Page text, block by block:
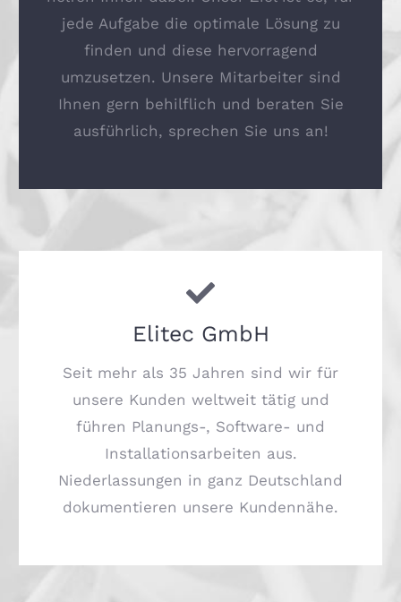
jede Aufgabe die optimale Lösung zu
finden und diese hervorragend
umzusetzen. Unsere Mitarbeiter sind
Ihnen gern behilflich und beraten Sie
ausführlich, sprechen Sie uns an!
Elitec GmbH
Seit mehr als 35 Jahren sind wir für
unsere Kunden weltweit tätig und
führen Planungs-, Software- und
Installationsarbeiten aus.
Niederlassungen in ganz Deutschland
dokumentieren unsere Kundennähe.